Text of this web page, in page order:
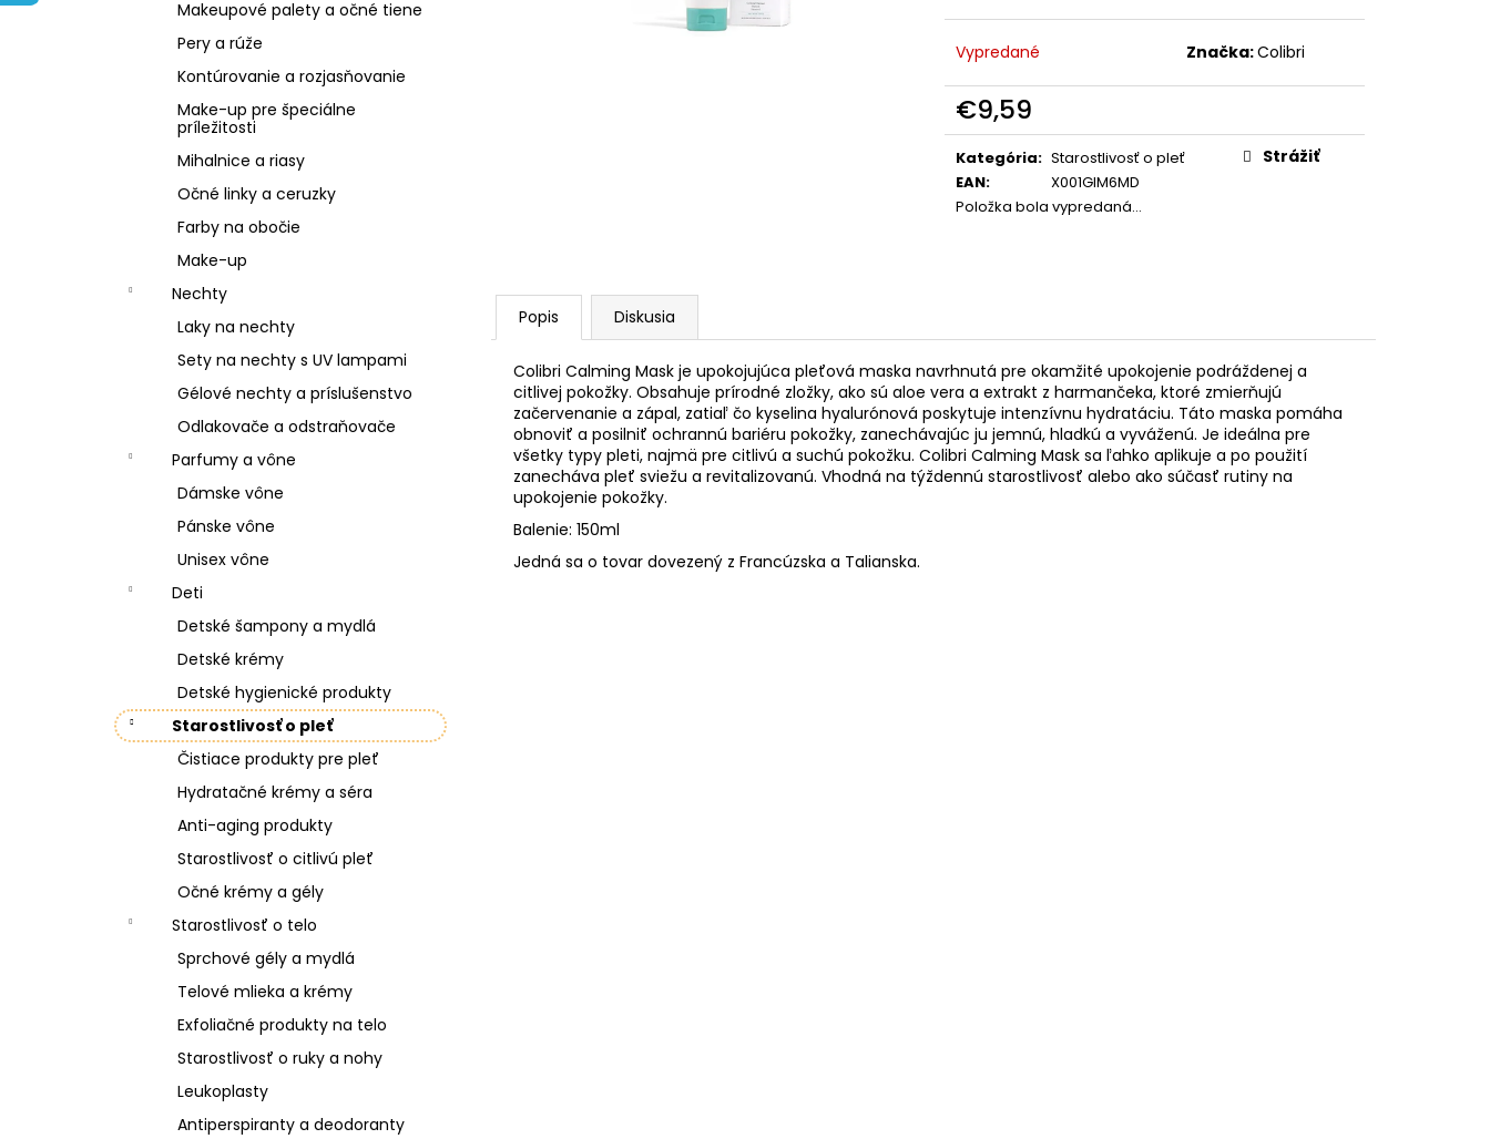
Makeupové palety a očné tiene
Pery a rúže
Kontúrovanie a rozjasňovanie
Make-up pre špeciálne
príležitosti
Mihalnice a riasy
Očné linky a ceruzky
Farby na obočie
Make-up
Nechty
Laky na nechty
Sety na nechty s UV lampami
Gélové nechty a príslušenstvo
Odlakovače a odstraňovače
Parfumy a vône
Dámske vône
Pánske vône
Unisex vône
Deti
Detské šampony a mydlá
Detské krémy
Detské hygienické produkty
Starostlivosť o pleť
Čistiace produkty pre pleť
Hydratačné krémy a séra
Anti-aging produkty
Starostlivosť o citlivú pleť
Očné krémy a gély
Starostlivosť o telo
Sprchové gély a mydlá
Telové mlieka a krémy
Exfoliačné produkty na telo
Starostlivosť o ruky a nohy
Leukoplasty
Antiperspiranty a deodoranty
Vypredané Značka:Colibri
€9,59
Jednotková
cena:
Kategória: Starostlivosť o pleť
EAN:
X001GIM6MD
Položka bola vypredaná…
Strážiť
Popis Diskusia
Colibri Calming Mask je upokojujúca pleťová maska navrhnutá pre okamžité upokojenie podráždenej a
citlivej pokožky. Obsahuje prírodné zložky, ako sú aloe vera a extrakt z harmančeka, ktoré zmierňujú
začervenanie a zápal, zatiaľ čo kyselina hyalurónová poskytuje intenzívnu hydratáciu. Táto maska pomáha
obnoviť a posilniť ochrannú bariéru pokožky, zanechávajúc ju jemnú, hladkú a vyváženú. Je ideálna pre
všetky typy pleti, najmä pre citlivú a suchú pokožku. Colibri Calming Mask sa ľahko aplikuje a po použití
zanecháva pleť sviežu a revitalizovanú. Vhodná na týždennú starostlivosť alebo ako súčasť rutiny na
upokojenie pokožky.
Balenie: 150ml
Jedná sa o tovar dovezený z Francúzska a Talianska.
NZ DERMOCOSMETICS KRÉM PROTI
PIGMENTOVÝM ŠKVRNÁM –
DERMOKOZMETICKÝ KRÉM NA
ZJEDNOTENIE TÓNU PLETI
BLOOM ROBBINS GLOWY SKIN
COLLAGEN GUMMIES 20 TABLIET / PRENATAL, 90 VEGETARIÁNSKYCH
€40,61